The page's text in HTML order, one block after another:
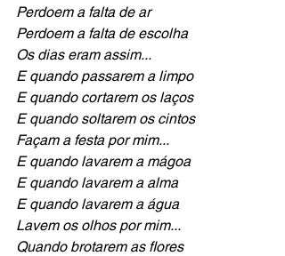
Perdoem a falta de ar
Perdoem a falta de escolha
Os dias eram assim...
E quando passarem a limpo
E quando cortarem os laços
E quando soltarem os cintos
Façam a festa por mim...
E quando lavarem a mágoa
E quando lavarem a alma
E quando lavarem a água
Lavem os olhos por mim...
Quando brotarem as flores